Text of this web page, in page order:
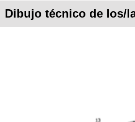
Dibujo técnico de los/